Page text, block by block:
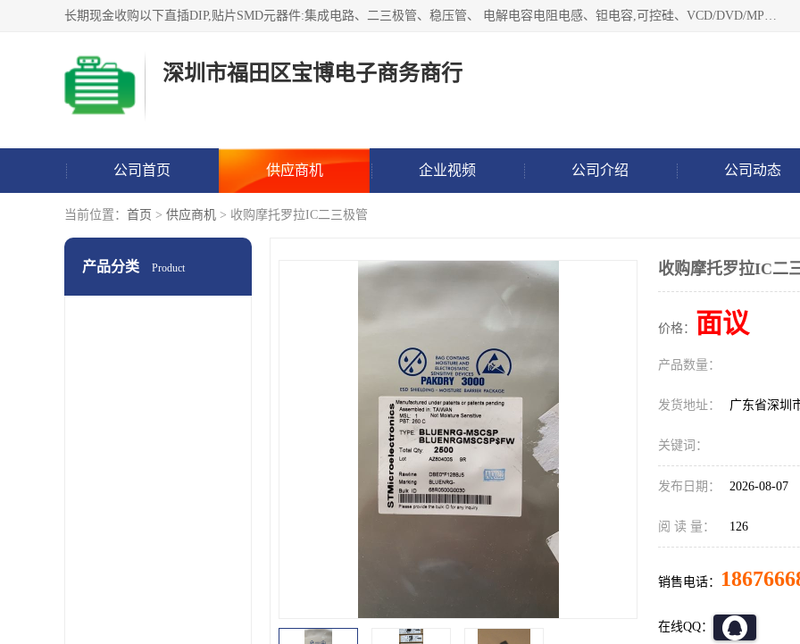
长期现金收购以下直插DIP,贴片SMD元器件:集成电路、二三极管、稳压管、 电解电容电阻电感、钽电容,可控硅、VCD/DVD/MP3激光头、红外发射接收、行管、 BGA芯片,霍尔元件、发光管、晶振,继电器,舌簧管舌簧继电器等各种电子元器件 , 量大量小不限!QQ9 联系电话谢先生 E-mail
深圳市福田区宝博电子商务商行
公司首页 供应商机 企业视频 公司介绍 公司动态
当前位置： 首页 > 供应商机 > 收购摩托罗拉IC二三极管
产品分类 Product 收购摩托罗拉IC二
价格： 面议
产品数量：
发货地址： 广东省深圳
关键词：
发布日期： 2026-08-07
阅 读 量： 126
销售电话：
在线QQ：